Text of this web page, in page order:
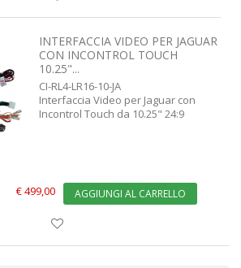
INTERFACCIA VIDEO PER JAGUAR
CON INCONTROL TOUCH
10.25"...
CI-RL4-LR16-10-JA
Interfaccia Video per Jaguar con
Incontrol Touch da 10.25" 24:9
€ 499,00 AGGIUNGI AL CARRELLO